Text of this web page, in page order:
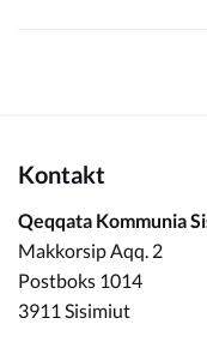
Kontakt
Qeqqata Kommunia
Makkorsip Aqq. 2
Postboks 1014
3911 Sisimiut